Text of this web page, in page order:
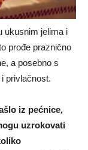
ukusnim jelima i
prođe praznično
a posebno s
privlačnost.
iz pećnice,
uzrokovati